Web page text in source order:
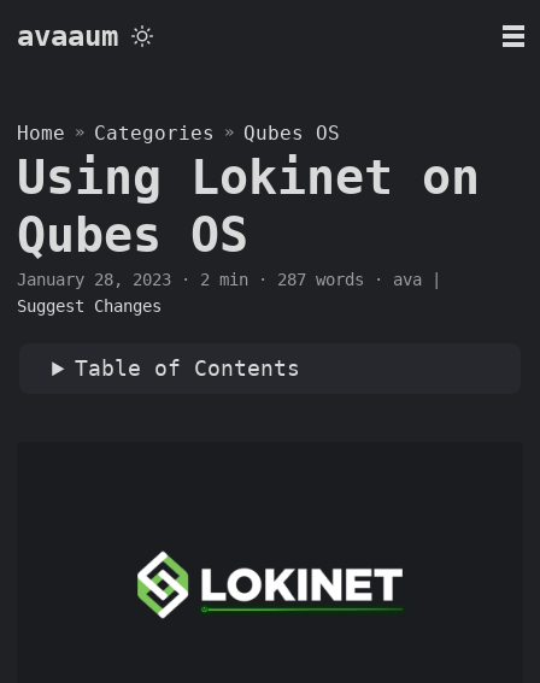
avaaum
Home » Categories » Qubes OS
Using Lokinet on
Qubes OS
January 28, 2023 · 2 min · 287 words · ava |
Suggest Changes
Table of Contents